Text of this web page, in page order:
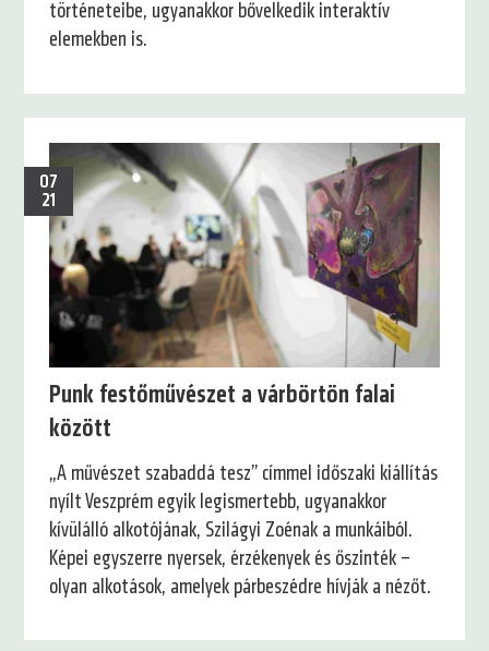
történeteibe, ugyanakkor bővelkedik interaktív
elemekben is.
Punk festőművészet a várbörtön falai
között
07
21
„A művészet szabaddá tesz” címmel időszaki kiállítás
nyílt Veszprém egyik legismertebb, ugyanakkor
kívülálló alkotójának, Szilágyi Zoénak a munkáiból.
Képei egyszerre nyersek, érzékenyek és őszinték –
olyan alkotások, amelyek párbeszédre hívják a nézőt.